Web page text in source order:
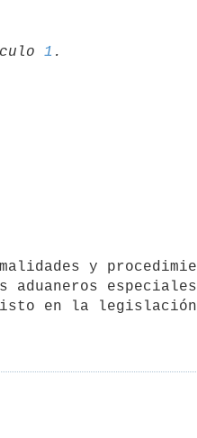
1
especiales
en la legislación